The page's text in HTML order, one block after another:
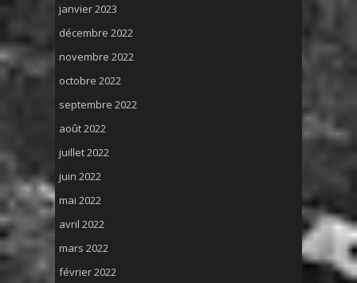
janvier 2023
décembre 2022
novembre 2022
octobre 2022
septembre 2022
août 2022
juillet 2022
juin 2022
mai 2022
avril 2022
mars 2022
février 2022